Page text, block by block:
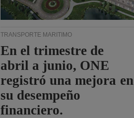
TRANSPORTE MARÍTIMO
En el trimestre de
abril a junio, ONE
registró una mejora en
su desempeño
financiero.